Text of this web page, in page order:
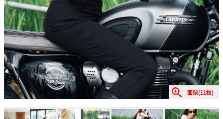
画像(11枚)